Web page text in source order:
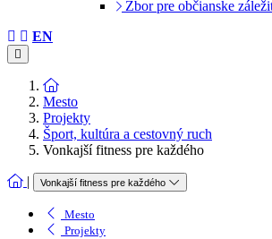
Zbor pre občianske
EN
Mesto
Projekty
Šport, kultúra a cestovný ruch
Vonkajší fitness pre každého
| Vonkajší fitness pre každého
Mesto
Projekty